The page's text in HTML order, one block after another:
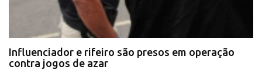
Influenciador e rifeiro são presos em operação
contra jogos de azar